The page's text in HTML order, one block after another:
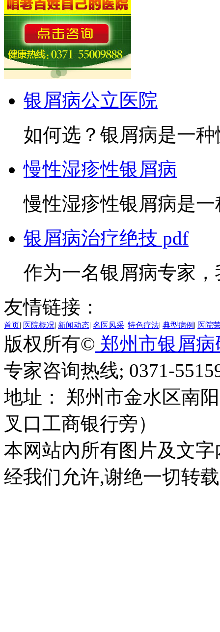
银屑病公立医院
如何选？银屑病是一
慢性湿疹性银屑病
慢性湿疹性银屑病是
银屑病治疗绝技 pdf
作为一名银屑病专家
友情链接：
首页| 医院概况| 新闻动态| 名医风采| 特色疗法| 典型病例 | 医院
版权所有© 郑州市银屑
专家咨询热线; 0371-
地址： 郑州市金水区南
叉口工商银行旁）
本网站內所有图片及文
经我们允许,谢绝一切转载